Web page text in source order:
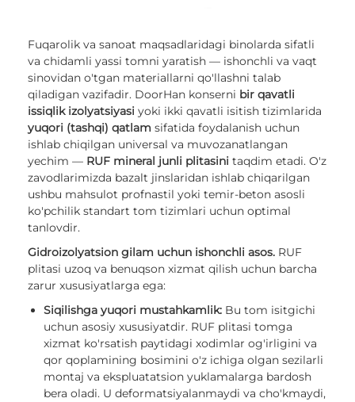
Fuqarolik va sanoat maqsadlaridagi binolarda sifatli
va chidamli yassi tomni yaratish — ishonchli va vaqt
sinovidan o'tgan materiallarni qo'llashni talab
qiladigan vazifadir. DoorHan konserni bir qavatli
issiqlik izolyatsiyasi yoki ikki qavatli isitish tizimlarida
yuqori (tashqi) qatlam sifatida foydalanish uchun
ishlab chiqilgan universal va muvozanatlangan
yechim — RUF mineral junli plitasini taqdim etadi. O'z
zavodlarimizda bazalt jinslaridan ishlab chiqarilgan
ushbu mahsulot profnastil yoki temir-beton asosli
ko'pchilik standart tom tizimlari uchun optimal
tanlovdir.
Gidroizolyatsion gilam uchun ishonchli asos. RUF
plitasi uzoq va benuqson xizmat qilish uchun barcha
zarur xususiyatlarga ega:
Siqilishga yuqori mustahkamlik: Bu tom isitgichi
uchun asosiy xususiyatdir. RUF plitasi tomga
xizmat ko'rsatish paytidagi xodimlar og'irligini va
qor qoplamining bosimini o'z ichiga olgan sezilarli
montaj va ekspluatatsion yuklamalarga bardosh
bera oladi. U deformatsiyalanmaydi va cho'kmaydi,